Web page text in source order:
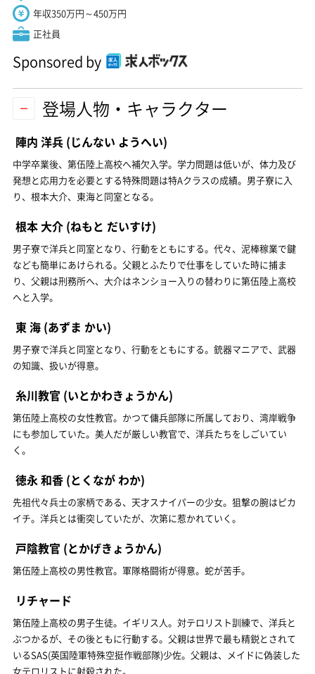
年収350万円～450万円
正社員
Sponsored by
登場人物・キャラクター
陣内 洋兵 (じんない ようへい)
中学卒業後、第伍陸上高校へ補欠入学。学力問題は低いが、体力及び
発想と応用力を必要とする特殊問題は特Aクラスの成績。男子寮に入
り、根本大介、東海と同室となる。
根本 大介 (ねもと だいすけ)
男子寮で洋兵と同室となり、行動をともにする。代々、泥棒稼業で鍵
なども簡単にあけられる。父親とふたりで仕事をしていた時に捕ま
り、父親は刑務所へ、大介はネンショー入りの替わりに第伍陸上高校
へと入学。
東 海 (あずま かい)
男子寮で洋兵と同室となり、行動をともにする。銃器マニアで、武器
の知識、扱いが得意。
糸川教官 (いとかわきょうかん)
第伍陸上高校の女性教官。かつて傭兵部隊に所属しており、湾岸戦争
にも参加していた。美人だが厳しい教官で、洋兵たちをしごいてい
く。
徳永 和香 (とくなが わか)
先祖代々兵士の家柄である、天才スナイパーの少女。狙撃の腕はピカ
イチ。洋兵とは衝突していたが、次第に惹かれていく。
戸陰教官 (とかげきょうかん)
第伍陸上高校の男性教官。軍隊格闘術が得意。蛇が苦手。
リチャード
第伍陸上高校の男子生徒。イギリス人。対テロリスト訓練で、洋兵と
ぶつかるが、その後ともに行動する。父親は世界で最も精鋭とされて
いるSAS(英国陸軍特殊空挺作戦部隊)少佐。父親は、メイドに偽装した
女テロリストに射殺された。